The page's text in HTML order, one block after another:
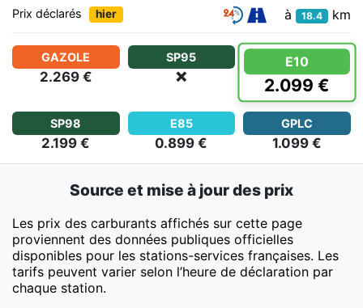
Prix déclarés hier à 18.4 km
GAZOLE
2.269 €
SP95
❌
E10
2.099 €
SP98
2.199 €
E85
0.899 €
GPLC
1.099 €
Source et mise à jour des prix
Les prix des carburants affichés sur cette page
proviennent des données publiques officielles
disponibles pour les stations-services françaises. Les
tarifs peuvent varier selon l’heure de déclaration par
chaque station.